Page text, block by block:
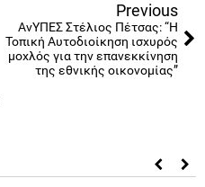
Previous
ΑνΥΠΕΣ Στέλιος Πέτσας: “Η
Τοπική Αυτοδιοίκηση ισχυρός
μοχλός για την επανεκκίνηση
της εθνικής οικονομίας”